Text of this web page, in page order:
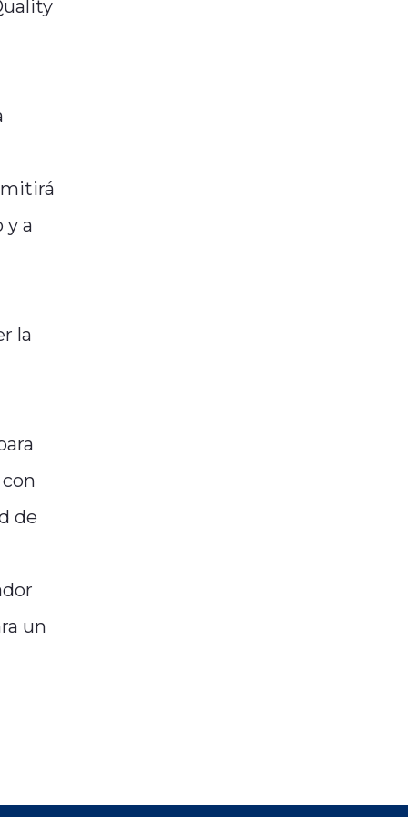
y a
la
de
un